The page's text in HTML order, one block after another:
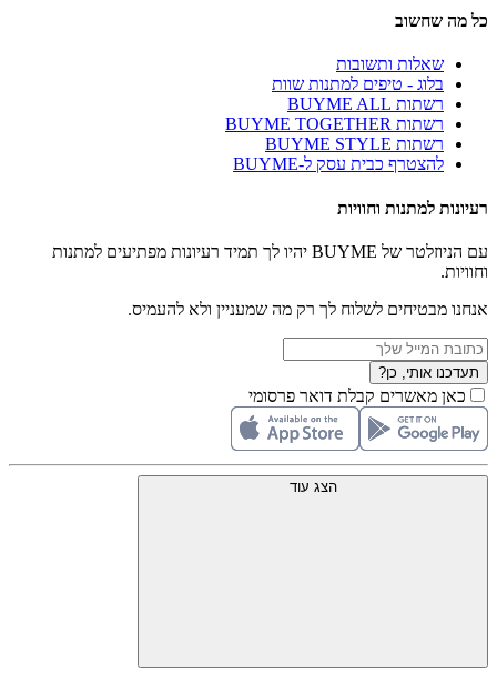
כל מה שחשוב
שאלות ותשובות
בלוג - טיפים למתנות שוות
רשתות BUYME ALL
רשתות BUYME TOGETHER
רשתות BUYME STYLE
להצטרף כבית עסק ל-BUYME
רעיונות למתנות וחוויות
עם הניוזלטר של BUYME יהיו לך תמיד רעיונות מפתיעים למתנות
וחוויות.
אנחנו מבטיחים לשלוח לך רק מה שמעניין ולא להעמיס.
תעדכנו אותי, כן?
כאן מאשרים קבלת דואר פרסומי
הצג עוד